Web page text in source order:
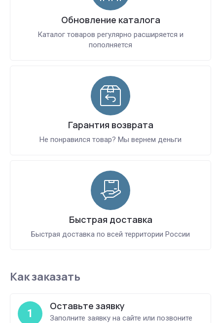
Обновление каталога
Каталог товаров регулярно расширяется и
пополняется
Гарантия возврата
Не понравился товар? Мы вернем деньги
Быстрая доставка
Быстрая доставка по всей территории России
Как заказать
1
Оставьте заявку
Заполните заявку на сайте или позвоните